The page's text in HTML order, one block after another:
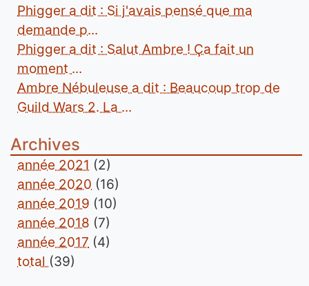
Phigger a dit : Si j'avais pensé que ma
demande p...
Phigger a dit : Salut Ambre ! Ça fait un
moment ...
Ambre Nébuleuse a dit : Beaucoup trop de
Guild Wars 2. La ...
Archives
année 2021 (2)
année 2020 (16)
année 2019 (10)
année 2018 (7)
année 2017 (4)
total (39)